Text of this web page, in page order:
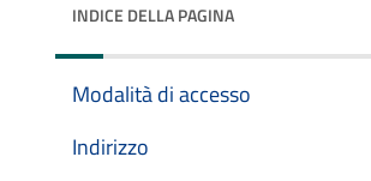
INDICE DELLA PAGINA
Modalità di accesso
Indirizzo